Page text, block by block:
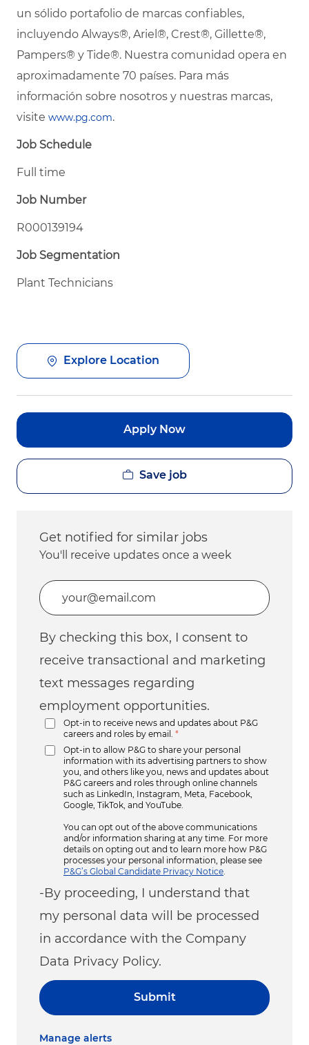
un sólido portafolio de marcas confiables,
incluyendo Always®, Ariel®, Crest®, Gillette®,
Pampers® y Tide®. Nuestra comunidad opera en
aproximadamente 70 países. Para más
información sobre nosotros y nuestras marcas,
visite www.pg.com.
Job Schedule
Full time
Job Number
R000139194
Job Segmentation
Plant Technicians
Explore Location
Apply Now
Save job
Get notified for similar jobs
You'll receive updates once a week
Enter Email address (Required)
By checking this box, I consent to
receive transactional and marketing
text messages regarding
employment opportunities.
Opt-in to receive news and updates about P&G
careers and roles by email.
*
Opt-in to allow P&G to share your personal
information with its advertising partners to show
you, and others like you, news and updates about
P&G careers and roles through online channels
such as LinkedIn, Instagram, Meta, Facebook,
Google, TikTok, and YouTube.
You can opt out of the above communications
and/or information sharing at any time. For more
details on opting out and to learn more how P&G
processes your personal information, please see
P&G’s Global Candidate Privacy Notice
-By proceeding, I understand that
my personal data will be processed
in accordance with the Company
Data Privacy Policy.
Submit
Manage alerts